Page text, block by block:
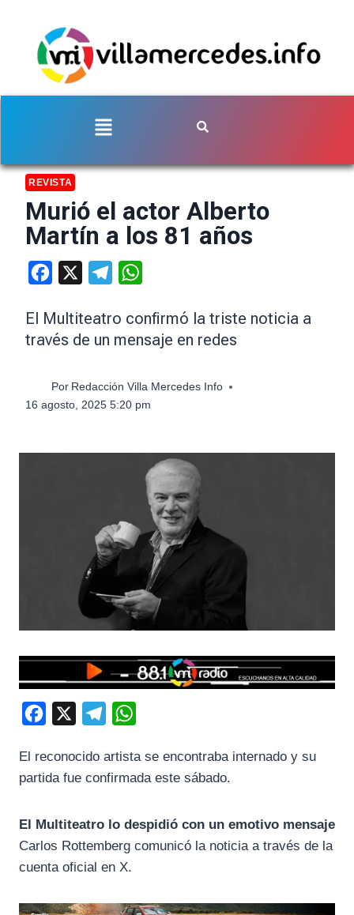
REVISTA
Murió el actor Alberto
Martín a los 81 años
Facebook Telegram
El Multiteatro confirmó la triste noticia a
través de un mensaje en redes
Por Redacción Villa Mercedes Info
16 agosto, 2025 5:20 pm
c
e
o
l
e
r
a
t
A
El reconocido artista se encontraba internado y su
partida fue confirmada este sábado.
El Multiteatro lo despidió con un emotivo mensaje
Carlos Rottemberg comunicó la noticia a través de la
cuenta oficial en X.